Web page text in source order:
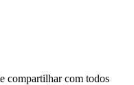
compartilhar com todos